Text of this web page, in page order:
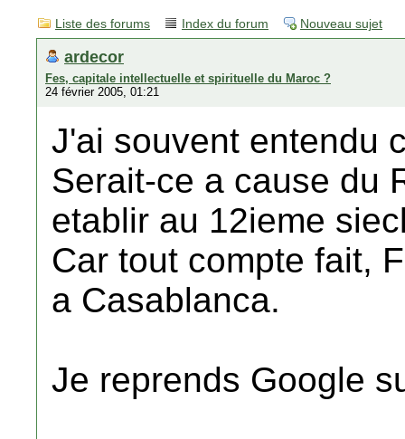
Liste des forums Index du forum Nouveau sujet
ardecor
Fes, capitale intellectuelle et spirituelle du Maroc ?
24 février 2005, 01:21
J'ai souvent entendu
Serait-ce a cause du
etablir au 12ieme
Car tout compte fait,
a Casablanca.
Je reprends Google